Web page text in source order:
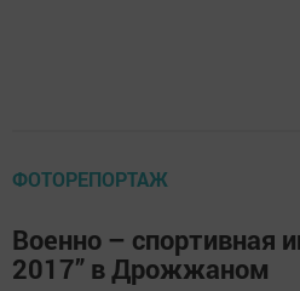
ФОТОРЕПОРТАЖ
Военно – спортивная
2017” в Дрожжаном